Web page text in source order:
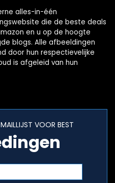
alles-in-één
die de beste deals
en u op de hoogte
blogs. Alle afbeeldingen
door hun respectievelijke
is afgeleid van hun
VOOR BEST